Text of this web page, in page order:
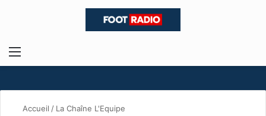
Menu
Accueil / La Chaîne L'Equipe